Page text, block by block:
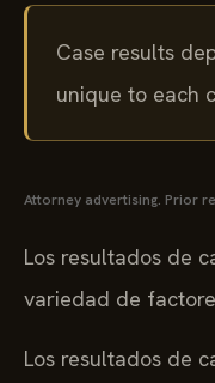
Case results
unique to each
Attorney advertising. Prior
Los resultados de
variedad de
Los resultados de